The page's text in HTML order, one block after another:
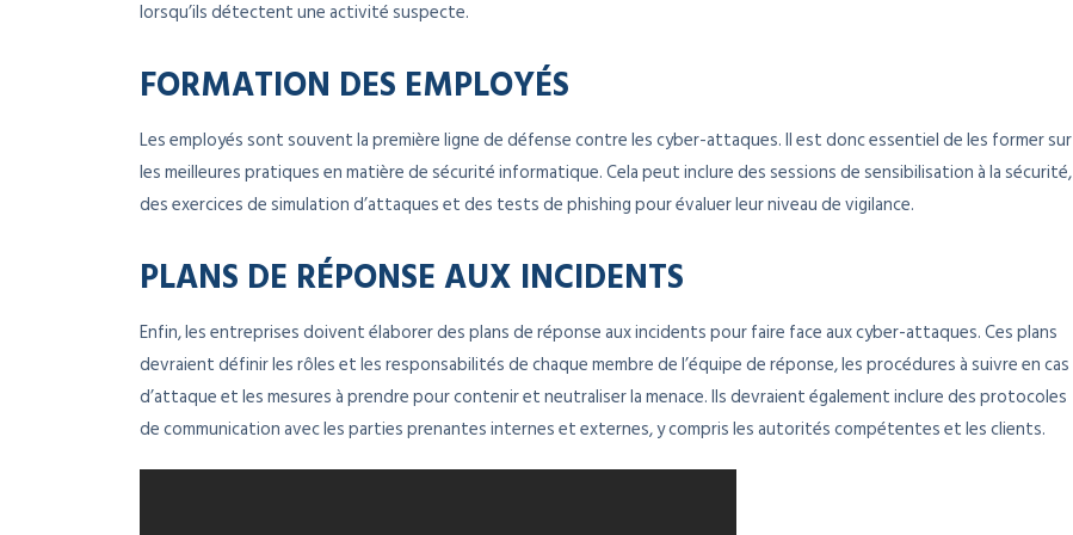
lorsqu’ils détectent une activité suspecte.
FORMATION DES EMPLOYÉS
Les employés sont souvent la première ligne de défense contre les cyber-attaques. Il est donc essentiel de les former sur
les meilleures pratiques en matière de sécurité informatique. Cela peut inclure des sessions de sensibilisation à la sécurité,
des exercices de simulation d’attaques et des tests de phishing pour évaluer leur niveau de vigilance.
PLANS DE RÉPONSE AUX INCIDENTS
Enfin, les entreprises doivent élaborer des plans de réponse aux incidents pour faire face aux cyber-attaques. Ces plans
devraient définir les rôles et les responsabilités de chaque membre de l’équipe de réponse, les procédures à suivre en cas
d’attaque et les mesures à prendre pour contenir et neutraliser la menace. Ils devraient également inclure des protocoles
de communication avec les parties prenantes internes et externes, y compris les autorités compétentes et les clients.